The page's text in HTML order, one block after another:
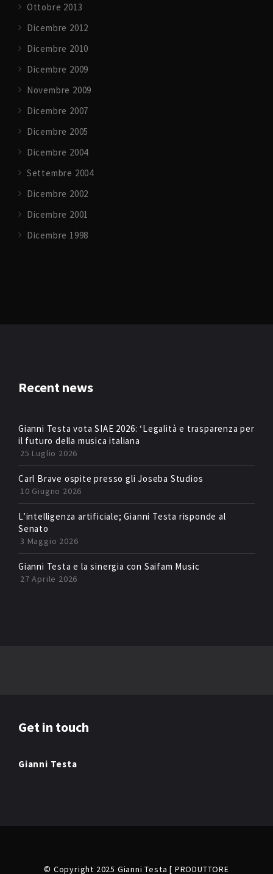
Ottobre 2013
Dicembre 2012
Dicembre 2010
Dicembre 2009
Novembre 2009
Dicembre 2007
Dicembre 2005
Dicembre 2004
Settembre 2004
Dicembre 2002
Dicembre 2001
Dicembre 1998
Recent news
Gianni Testa vota SIAE 2026: ‘Legalità e trasparenza per
il futuro della musica italiana
25 Luglio 2026
Carl Brave ospite presso gli Joseba Studios
10 Giugno 2026
L’intelligenza artificiale; Gianni Testa risponde al
Senato
3 Maggio 2026
Gianni Testa e la sinergia con Saifam Music
27 Aprile 2026
Get in touch
Gianni Testa
© Copyright 2025 Gianni Testa [ PRODUTTORE